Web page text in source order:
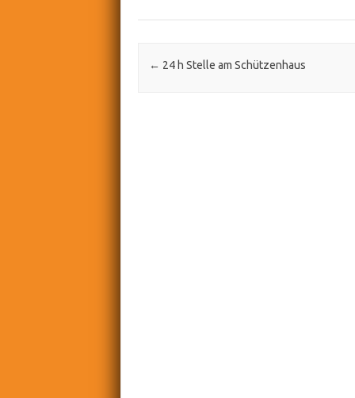
Post navigation
← 24 h Stelle am Schützenhaus